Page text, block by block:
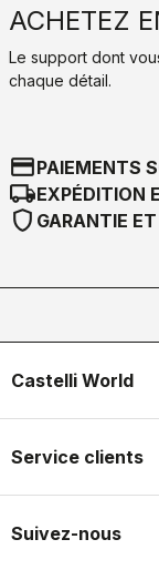
ACHETEZ
Le support dont
chaque détail.
credit_cardPAIEMENTS
local_shippingEXPÉDITION
shield GARANTIE
Castelli World
Service clients
Suivez-nous